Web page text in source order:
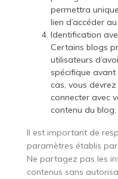
permettra
lien d’accéder
Identification
Certains blogs
utilisateurs
spécifique avant
cas, vous
connecter avec
contenu du blog.
Il est important de
paramètres établis
Ne partagez pas les
contenus sans